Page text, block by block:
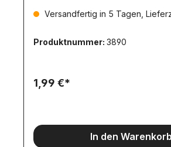
Versandfertig in 5 Tagen,
Produktnummer: 3890
1,99 €*
In den Warenkorb